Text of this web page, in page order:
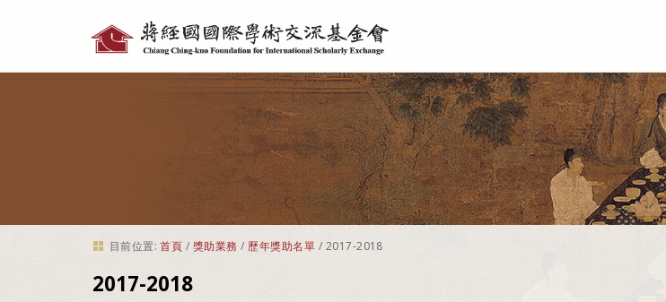
具
目前位置: 首頁 / 獎助業務 / 歷年獎助名單 / 2017-2018
2017-2018